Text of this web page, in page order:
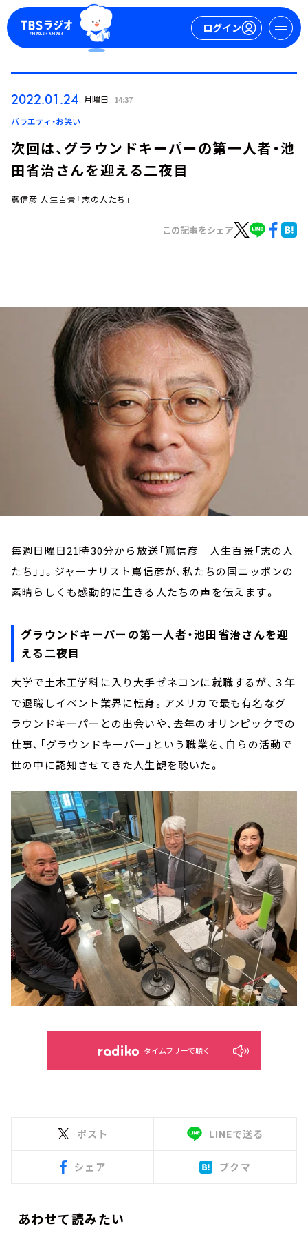
ログイン
ログイン
お知らせ
イベント・グッズ
YouTube
会社情報
2022.01.24 月曜日 14:37
バラエティ・お笑い
次回は、グラウンドキーパーの第一人者・池
田省治さんを迎える二夜目
嶌信彦 人生百景「志の人たち」
この記事をシェア
毎週日曜日21時30分から放送「嶌信彦 人生百景「志の人
たち」」。ジャーナリスト嶌信彦が、私たちの国ニッポンの
素晴らしくも感動的に生きる人たちの声を伝えます。
グラウンドキーパーの第一人者・池田省治さんを迎
える二夜目
大学で土木工学科に入り大手ゼネコンに就職するが、３年
で退職しイベント業界に転身。アメリカで最も有名なグ
ラウンドキーパーとの出会いや、去年のオリンピックでの
仕事、「グラウンドキーパー」という職業を、自らの活動で
世の中に認知させてきた人生観を聴いた。
タイムフリーで聴く
ポスト LINEで送る
シェア ブクマ
あわせて読みたい